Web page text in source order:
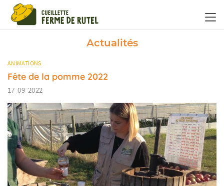
Actualités
ANIMATIONS
Fête de la pomme 2022
17-09-2022
Panneau de gestion des cookies